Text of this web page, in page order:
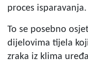
proces isparavanja.
To se posebno
dijelovima tijela
zraka iz klima